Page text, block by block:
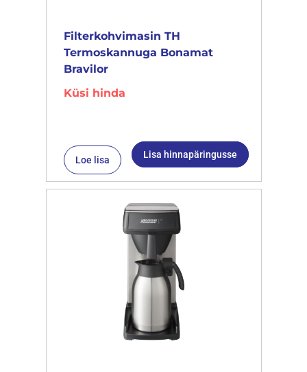
Filterkohvimasin TH
Termoskannuga Bonamat
Bravilor
Küsi hinda
Loe lisa Lisa hinnapäringusse